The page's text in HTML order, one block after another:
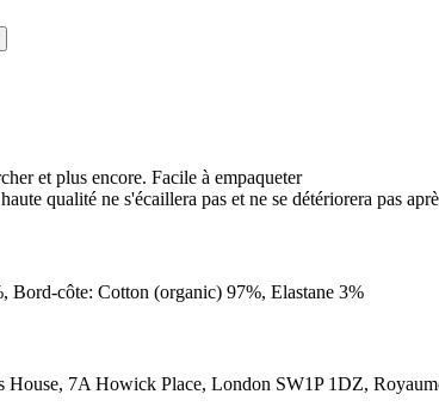
et plus encore. Facile à empaqueter
qualité ne s'écaillera pas et ne se détériorera pas
Bord-côte: Cotton (organic) 97%, Elastane 3%
House, 7A Howick Place, London SW1P 1DZ,